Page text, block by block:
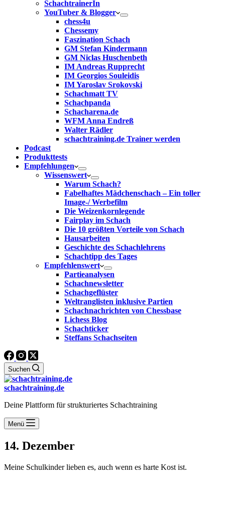
SchachtrainerIn
YouTuber & Blogger
chess4u
Chessemy
Faszination Schach
GM Stefan Kindermann
GM Niclas Huschenbeth
IM Andreas Rupprecht
IM Georgios Souleidis
IM Yaroslav Srokovski
Schachmatt TV
Schachpanda
Schacharena.de
WFM Anna Endreß
Walter Rädler
schachtraining.de Trainer werden
Podcast
Produkttests
Empfehlungen
Wissenswert
Warum Schach?
Fabelhaftes Mädchenschach – Ein toller
Image-/ Werbefilm
Die Weizenkornlegende
Fairplay im Schach
Die 10 größten Vorteile von Schach‎
Hausarbeiten
Geschichte des Schachlehrens
Schachtipp des Tages
Empfehlenswert
Partieanalysen
Schachnewsletter
Schachgeflüster
Weltranglisten inklusive Partien
Schachnachrichten von Chessbase
Lichess Blog
Schachticker
Steffans Schachseiten
Suchen
schachtraining.de
Deine Plattform für strukturiertes Schachtraining
Menü
14. Dezember
Meine Schulkinder lieben es, auch wenn es harte Kost ist.